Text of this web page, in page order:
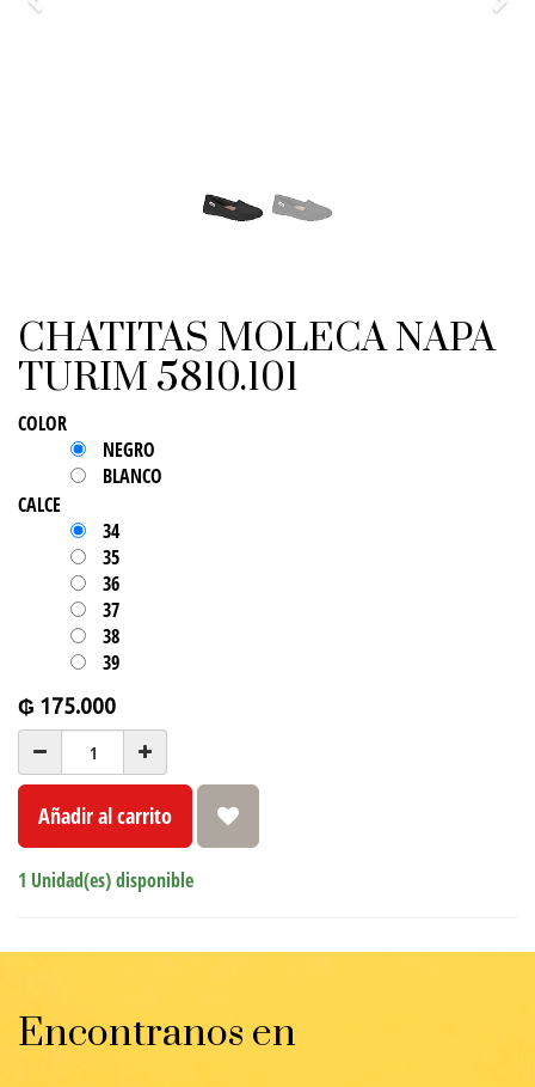
CHATITAS MOLECA NAPA
TURIM 5810.101
COLOR
NEGRO
BLANCO
CALCE
34
35
36
37
38
39
₲ 175.000
Añadir al carrito
1 Unidad(es) disponible
Encontranos en